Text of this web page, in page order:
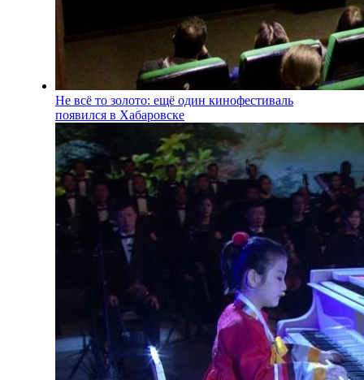
Не всё то золото: ещё один кинофестиваль
появился в Хабаровске